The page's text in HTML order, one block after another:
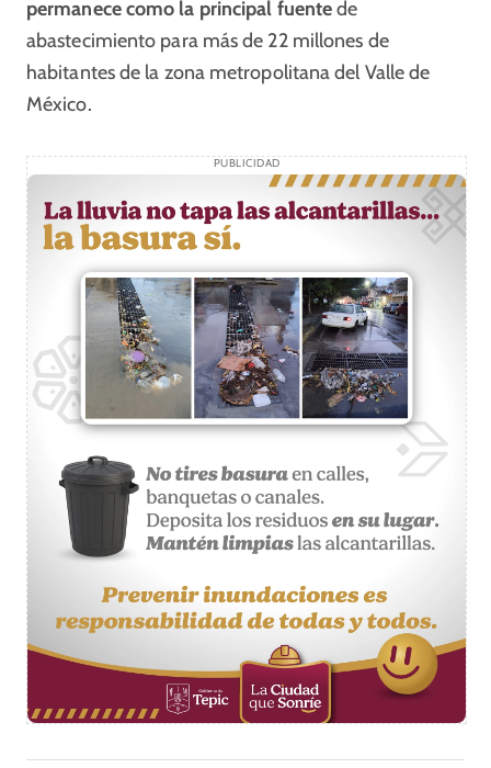
permanece como la principal fuentede
abastecimiento para más de 22 millones de
habitantes de la zona metropolitana del Valle de
México.
PUBLICIDAD